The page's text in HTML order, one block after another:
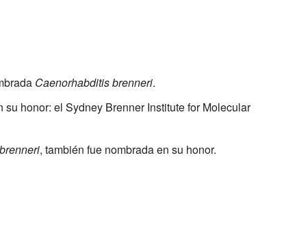
Caenorhabditis brenneri.
su honor: el Sydney Brenner Institute for Molecular
, también fue nombrada en su honor.